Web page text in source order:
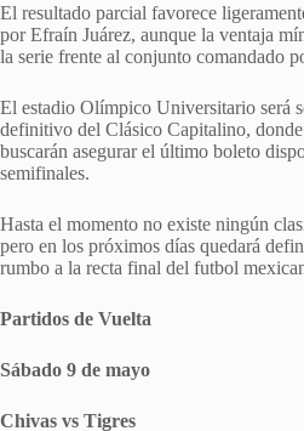
El resultado parcial favorece
por Efraín Juárez, aunque la ventaja
la serie frente al conjunto comandado
El estadio Olímpico Universitario será
definitivo del Clásico Capitalino,
buscarán asegurar el último boleto
semifinales.
Hasta el momento no existe ningún
pero en los próximos días quedará
rumbo a la recta final del futbol
Partidos de Vuelta
Sábado 9 de mayo
Chivas vs Tigres